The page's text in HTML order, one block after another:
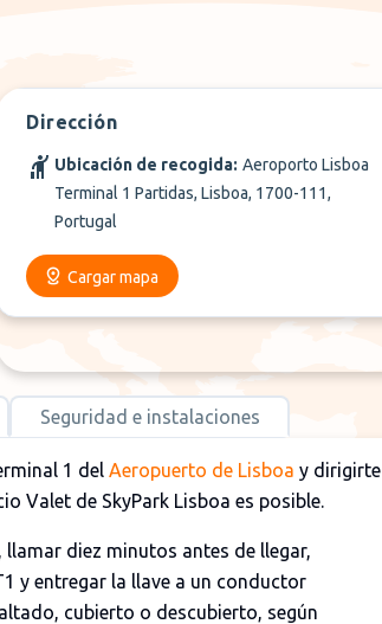
Dirección
Ubicación de recogida: Aeroporto Lisboa
Terminal 1 Partidas, Lisboa, 1700-111,
Portugal
Cargar mapa
Seguridad e instalaciones
1 del Aeropuerto de Lisboa y dirigirte
Valet de SkyPark Lisboa es posible.
diez minutos antes de llegar,
y entregar la llave a un conductor
cubierto o descubierto, según